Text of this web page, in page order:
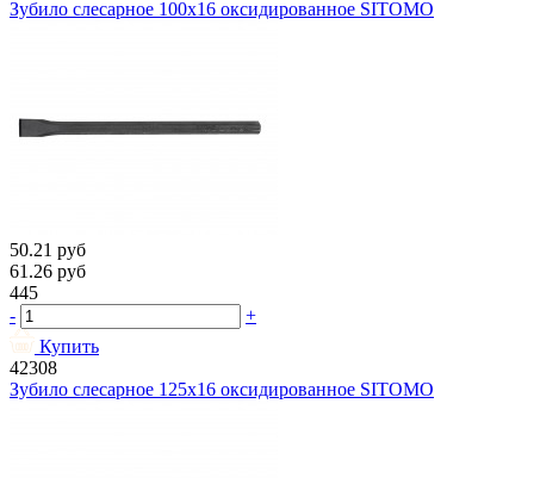
Зубило слесарное 100х16 оксидированное SITOMO
50.21 руб
61.26 руб
445
-
+
Купить
42308
Зубило слесарное 125х16 оксидированное SITOMO